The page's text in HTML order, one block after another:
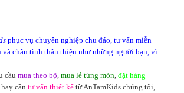
phục vụ chuyên nghiệp chu đáo, tư vấn miễn
và chân tình thân thiện như những người bạn, vì
cầu mua theo bộ, mua lẻ từng món, đặt hàng
hay cần tư vấn thiết kế từ AnTamKids chúng tôi,